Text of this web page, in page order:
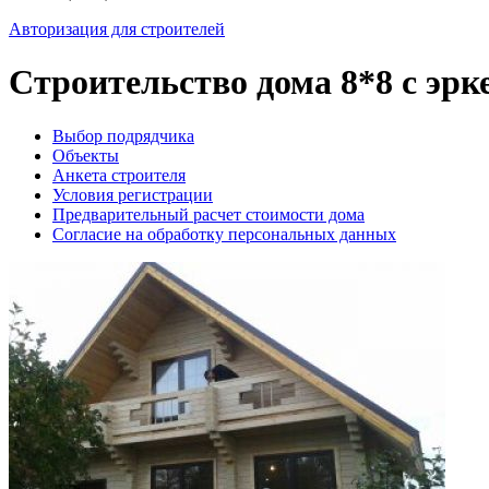
Авторизация для строителей
Строительство дома 8*8 с
Выбор подрядчика
Объекты
Анкета строителя
Условия регистрации
Предварительный расчет стоимости дома
Согласие на обработку персональных данных